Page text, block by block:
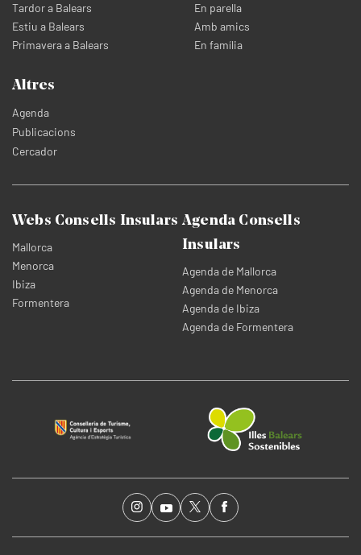
Tardor a Balears
Estiu a Balears
Primavera a Balears
En parella
Amb amics
En família
Altres
Agenda
Publicacions
Cercador
Webs Consells Insulars
Mallorca
Menorca
Ibiza
Formentera
Agenda Consells
Insulars
Agenda de Mallorca
Agenda de Menorca
Agenda de Ibiza
Agenda de Formentera